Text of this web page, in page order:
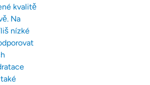
kvalitě
Na
nízké